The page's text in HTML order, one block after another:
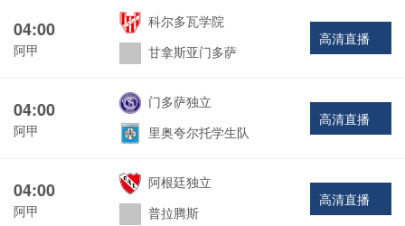
04:00
阿甲
科尔多瓦学院
甘拿斯亚门多萨
高清直播
04:00
阿甲
门多萨独立
里奥夸尔托学生队
高清直播
04:00
阿甲
阿根廷独立
普拉腾斯
高清直播